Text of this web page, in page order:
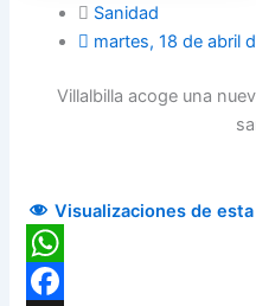
Sanidad
martes, 18 de abril
Villalbilla acoge una
Visualizaciones de
WhatsApp